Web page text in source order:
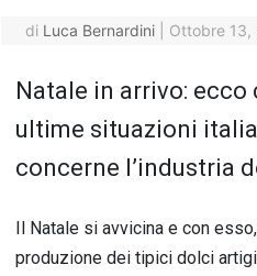
di Luca Bernardini Ottobre 13,
Natale in arrivo: ecco
ultime situazioni
concerne l’industria
Il Natale si avvicina e con
produzione dei tipici dolci